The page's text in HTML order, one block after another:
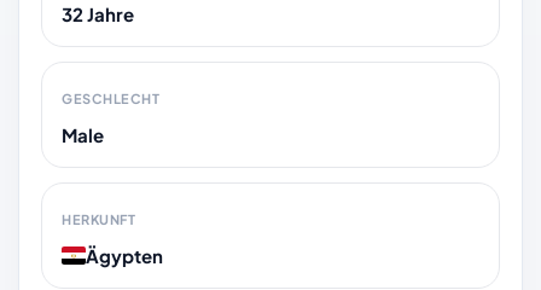
32 Jahre
GESCHLECHT
Male
HERKUNFT
Ägypten